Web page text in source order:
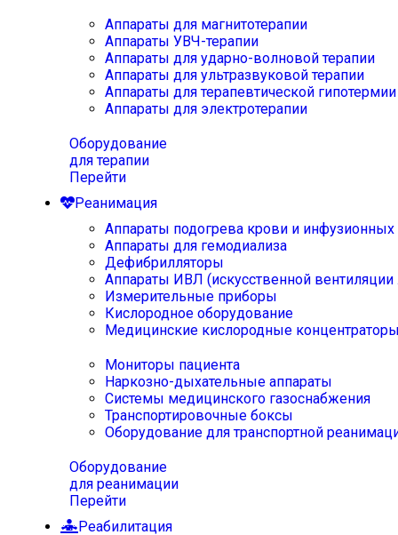
Аппараты для магнитотерапии
Аппараты УВЧ-терапии
Аппараты для ударно-волновой терапии
Аппараты для ультразвуковой терапии
Аппараты для терапевтической
Аппараты для электротерапии
Оборудование
для терапии
Перейти
Реанимация
Аппараты подогрева крови и инфузионных
Аппараты для гемодиализа
Дефибрилляторы
Аппараты ИВЛ (искусственной вентиляции
Измерительные приборы
Кислородное оборудование
Медицинские кислородные
Мониторы пациента
Наркозно-дыхательные аппараты
Системы медицинского газоснабжения
Транспортировочные боксы
Оборудование для транспортной
Оборудование
для реанимации
Перейти
Реабилитация